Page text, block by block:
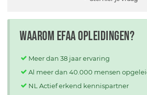
Waarom EFAA opleidingen?
Meer dan 38 jaar ervaring
Al meer dan 40.000 mensen
NL Actief erkend kennispartner